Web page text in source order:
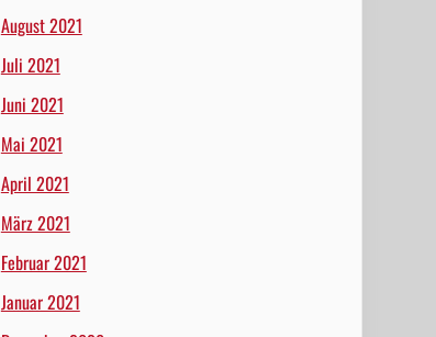
August 2021
Juli 2021
Juni 2021
Mai 2021
April 2021
März 2021
Februar 2021
Januar 2021